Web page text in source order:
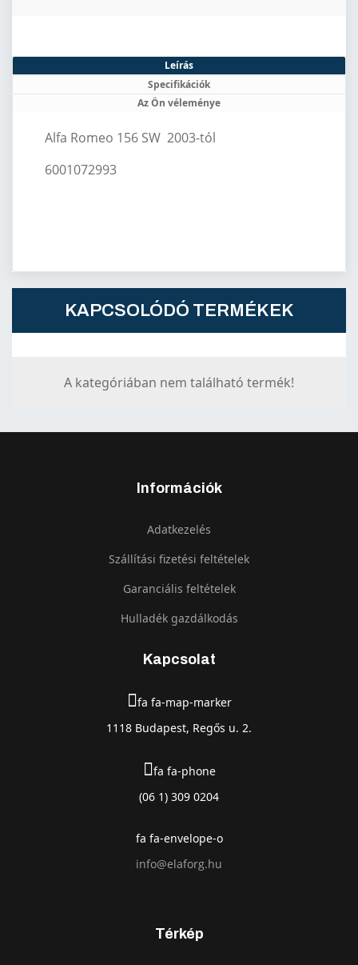
Leírás
Specifikációk
Az Ön véleménye
Alfa Romeo 156 SW 2003-tól
6001072993
KAPCSOLÓDÓ TERMÉKEK
A kategóriában nem található termék!
Információk
Adatkezelés
Szállítási fizetési feltételek
Garanciális feltételek
Hulladék gazdálkodás
Kapcsolat
fa fa-map-marker
1118 Budapest, Regős u. 2.
fa fa-phone
(06 1) 309 0204
fa fa-envelope-o
info@elaforg.hu
Térkép